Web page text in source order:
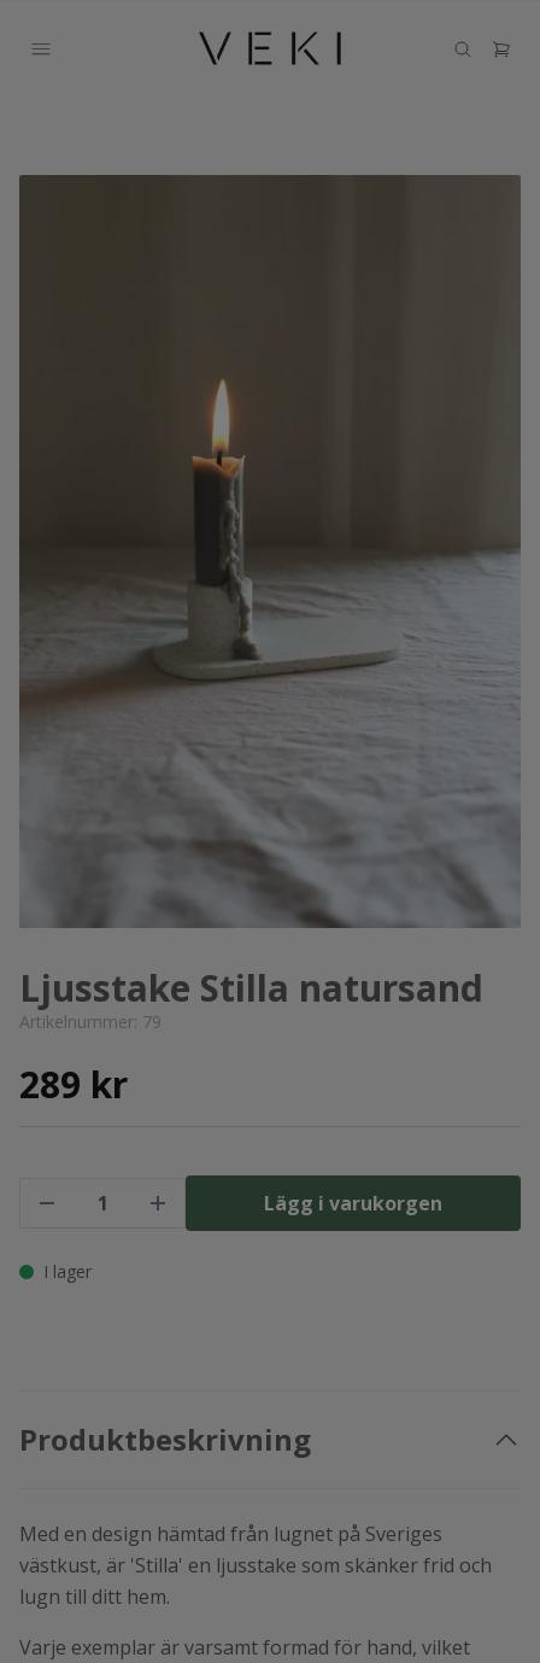
Ljusstake Stilla natursand
Artikelnummer: 79
289 kr
Lägg i varukorgen
I lager
Produktbeskrivning
Med en design hämtad från lugnet på Sveriges
västkust, är 'Stilla' en ljusstake som skänker frid och
lugn till ditt hem.
Varje exemplar är varsamt formad för hand, vilket